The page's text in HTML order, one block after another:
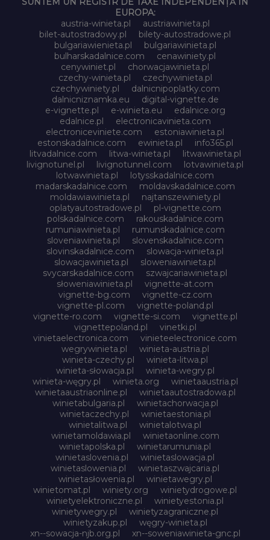
EUROPA:
austria-winieta.pl
austriawinieta.pl
bilet-autostradowy.pl
bilety-autostradowe.pl
bulgariawienieta.pl
bulgariawinieta.pl
bulharskadalnice.com
cenawiniety.pl
cenywiniet.pl
chorwacjawinieta.pl
czechy-winieta.pl
czechywinieta.pl
czechywiniety.pl
dalnicnipoplatky.com
dalnicniznamka.eu
digital-vignette.de
e-vignette.pl
e-winieta.eu
edalnice.org
edalnice.pl
electronicavinieta.com
electroniceviniete.com
estoniawinieta.pl
estonskadalnice.com
ewinieta.pl
info365.pl
litvadalnice.com
litwa-winieta.pl
litwawinieta.pl
livignotunel.pl
livignotunnel.com
lotvawinieta.pl
lotwawinieta.pl
lotysskadalnice.com
madarskadalnice.com
moldavskadalnice.com
moldawiawinieta.pl
najtanszewiniety.pl
oplatyautostradowe.pl
pl-vignette.com
polskadalnice.com
rakouskadalnice.com
rumuniawinieta.pl
rumunskadalnice.com
sloveniawinieta.pl
slovenskadalnice.com
slovinskadalnice.com
slowacja-winieta.pl
slowacjawinieta.pl
sloweniawinieta.pl
svycarskadalnice.com
szwajcariawinieta.pl
słoweniawinieta.pl
vignette-at.com
vignette-bg.com
vignette-cz.com
vignette-pl.com
vignette-poland.pl
vignette-ro.com
vignette-si.com
vignette.pl
vignettepoland.pl
vinetki.pl
vinietaelectronica.com
vinieteelectronice.com
wegrywinieta.pl
winieta-austria.pl
winieta-czechy.pl
winieta-litwa.pl
winieta-słowacja.pl
winieta-wegry.pl
winieta-węgry.pl
winieta.org
winietaaustria.pl
winietaaustriaonline.pl
winietaautostradowa.pl
winietabulgaria.pl
winietachorwacja.pl
winietaczechy.pl
winietaestonia.pl
winietalitwa.pl
winietalotwa.pl
winietamoldawia.pl
winietaonline.com
winietapolska.pl
winietarumunia.pl
winietaslovenia.pl
winietaslowacja.pl
winietaslowenia.pl
winietaszwajcaria.pl
winietasłowenia.pl
winietawegry.pl
winietomat.pl
winiety.org
winietydrogowe.pl
winietyelektroniczne.pl
winietyestonia.pl
winietywegry.pl
winietyzagraniczne.pl
winietyzakup.pl
węgry-winieta.pl
xn--sowacja-njb.org.pl
xn--soweniawinieta-gnc.pl